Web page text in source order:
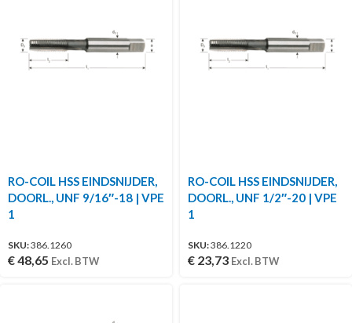
RO-COIL HSS EINDSNIJDER,
DOORL., UNF 9/16″-18 | VPE
1
SKU:386.1260
€48,65 Excl. BTW
RO-COIL HSS EINDSNIJDER,
DOORL., UNF 1/2″-20 | VPE
1
SKU:386.1220
€ 23,73 Excl. BTW